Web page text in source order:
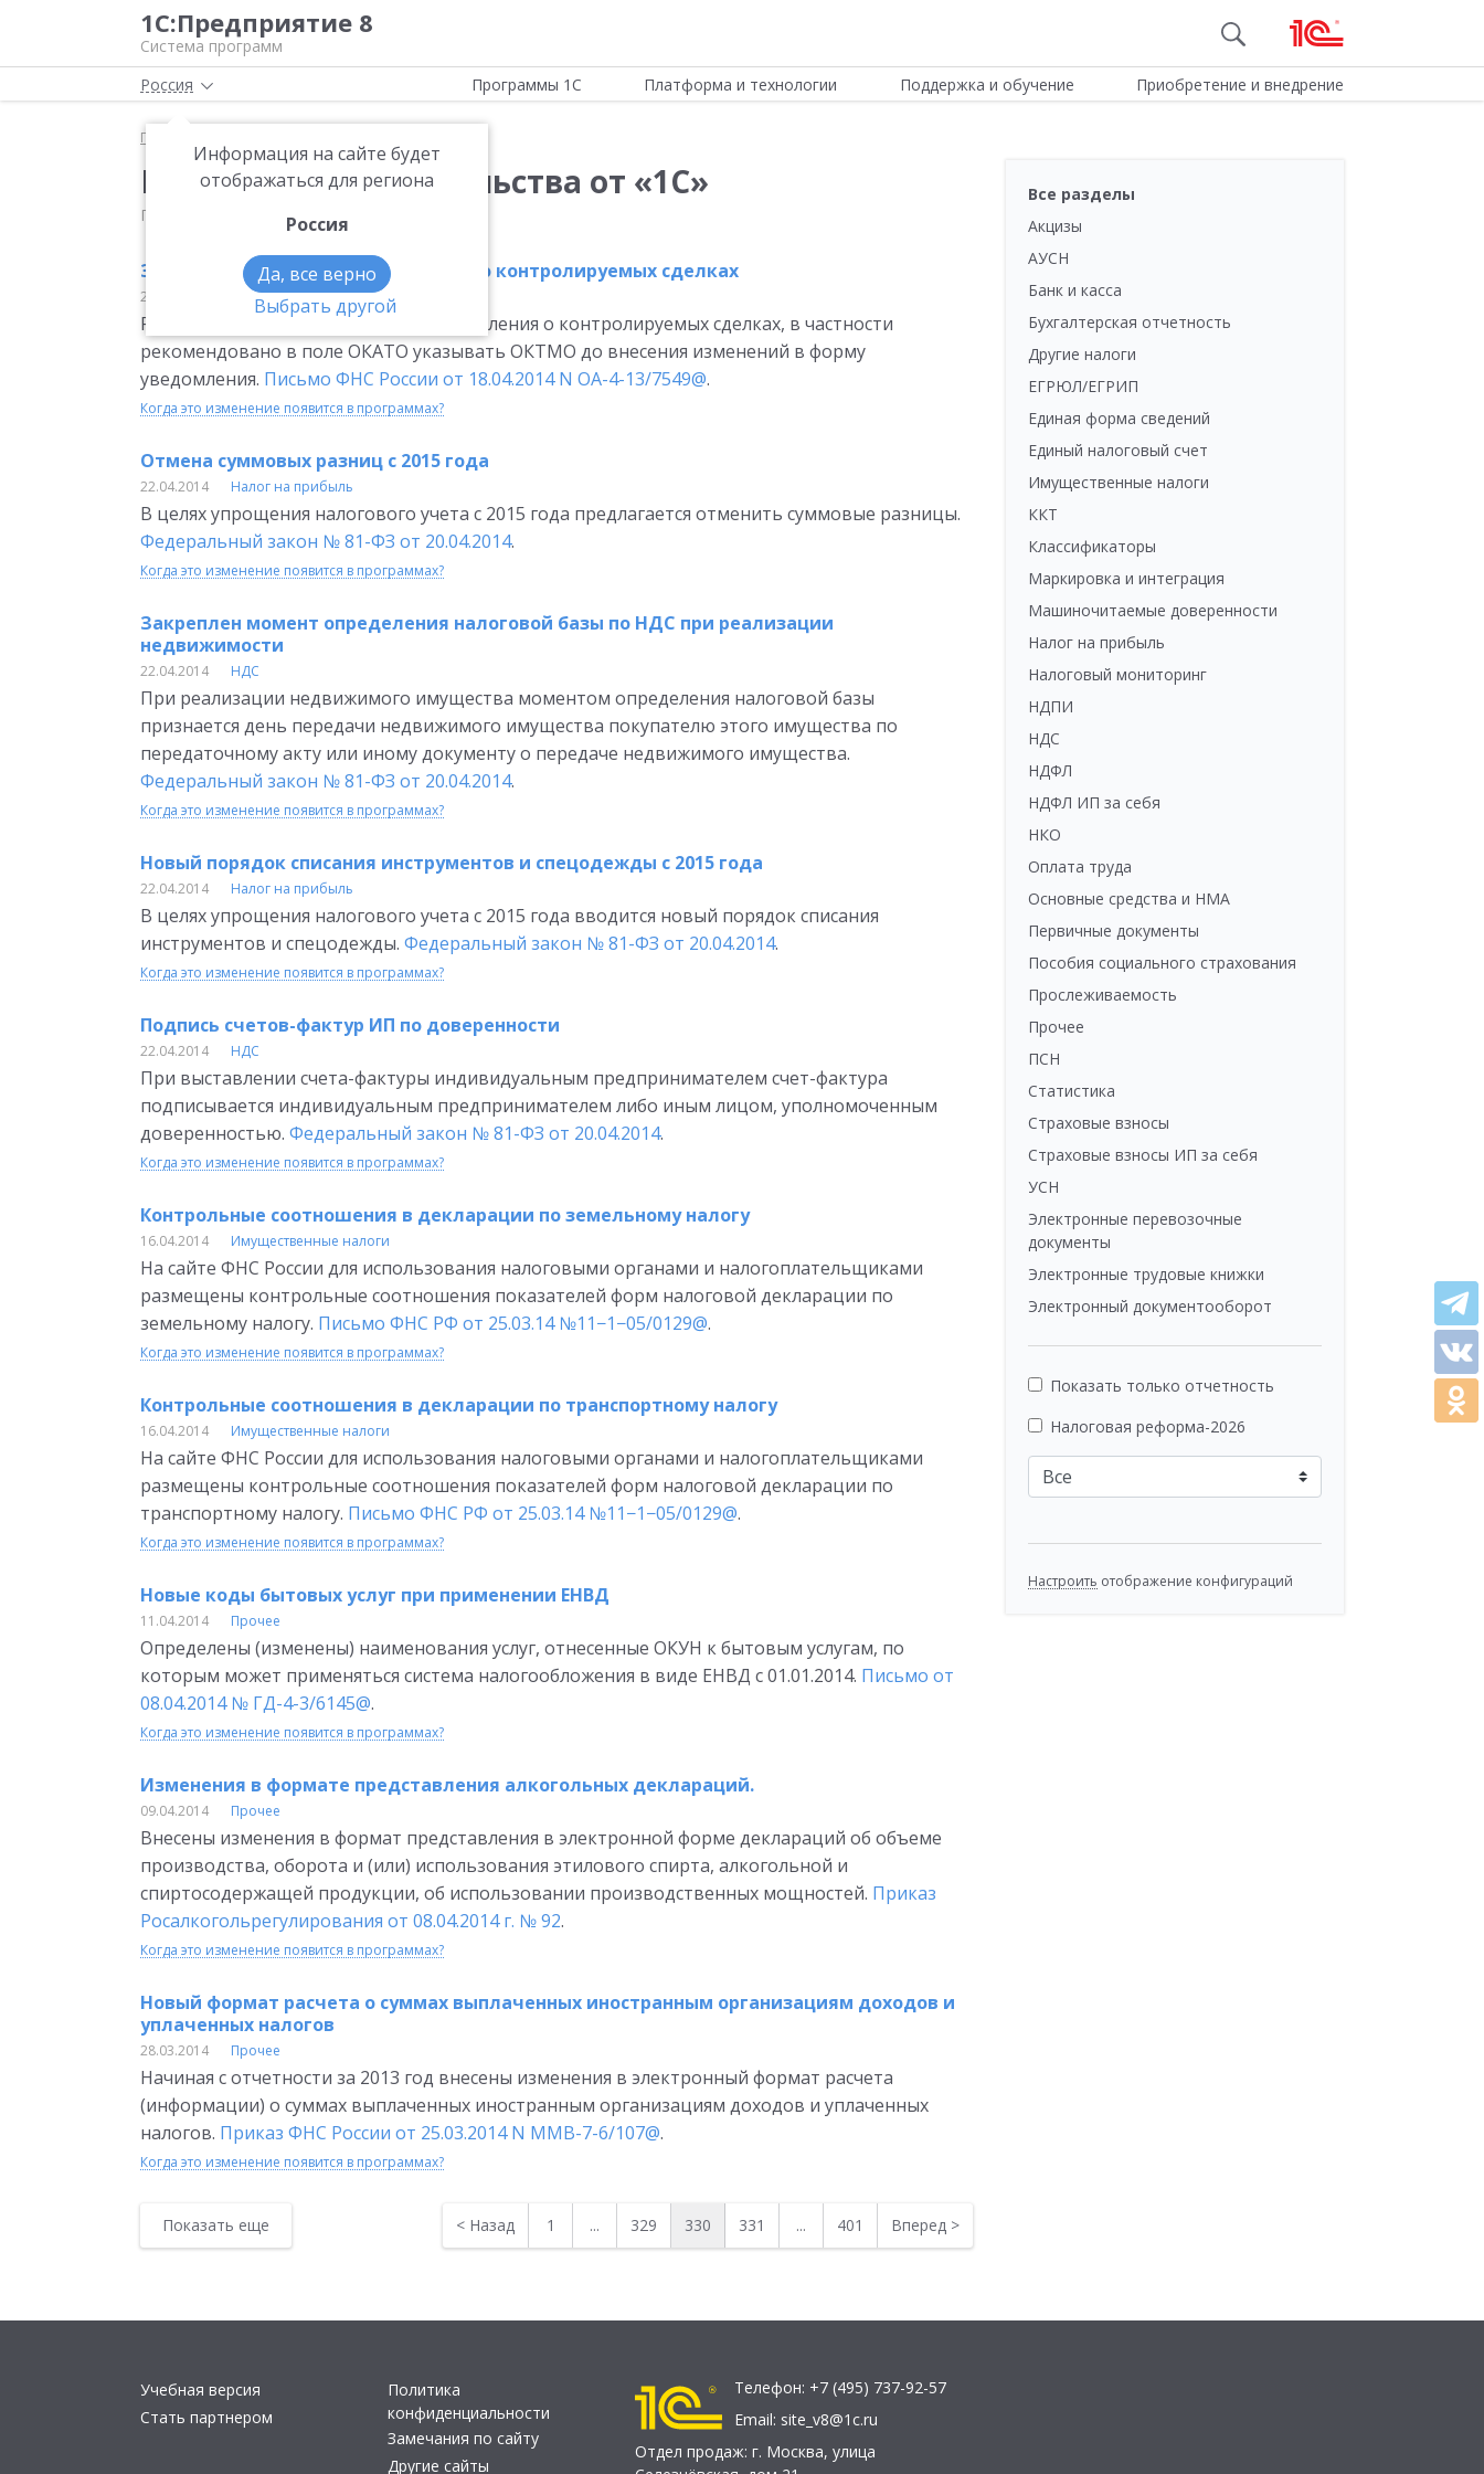
1С:Предприятие 8
Система программ
Россия
Информация на сайте будет
отображаться для региона
Россия
Да, все верно
Выбрать другой
Программы 1С Платформа и технологии Поддержка и обучение Приобретение и внедрение
Главная
Новости законодательства от «1С»
Последнее обновление: 7 августа 2026
Заполнение ОКТМО в уведомлении о контролируемых сделках
25.04.2014 Классификаторы
Разъяснен порядок заполнения Уведомления о контролируемых сделках, в частности
рекомендовано в поле ОКАТО указывать ОКТМО до внесения изменений в форму
уведомления. Письмо ФНС России от 18.04.2014 N ОА-4-13/7549@.
Когда это изменение появится в программах?
Отмена суммовых разниц с 2015 года
22.04.2014 Налог на прибыль
В целях упрощения налогового учета с 2015 года предлагается отменить суммовые разницы.
Федеральный закон № 81-ФЗ от 20.04.2014.
Когда это изменение появится в программах?
Закреплен момент определения налоговой базы по НДС при реализации
недвижимости
22.04.2014 НДС
При реализации недвижимого имущества моментом определения налоговой базы
признается день передачи недвижимого имущества покупателю этого имущества по
передаточному акту или иному документу о передаче недвижимого имущества.
Федеральный закон № 81-ФЗ от 20.04.2014.
Когда это изменение появится в программах?
Новый порядок списания инструментов и спецодежды с 2015 года
22.04.2014 Налог на прибыль
В целях упрощения налогового учета с 2015 года вводится новый порядок списания
инструментов и спецодежды. Федеральный закон № 81-ФЗ от 20.04.2014.
Когда это изменение появится в программах?
Подпись счетов-фактур ИП по доверенности
22.04.2014 НДС
При выставлении счета-фактуры индивидуальным предпринимателем счет-фактура
подписывается индивидуальным предпринимателем либо иным лицом, уполномоченным
доверенностью. Федеральный закон № 81-ФЗ от 20.04.2014.
Когда это изменение появится в программах?
Контрольные соотношения в декларации по земельному налогу
16.04.2014 Имущественные налоги
На сайте ФНС России для использования налоговыми органами и налогоплательщиками
размещены контрольные соотношения показателей форм налоговой декларации по
земельному налогу. Письмо ФНС РФ от 25.03.14 №11−1−05/0129@.
Когда это изменение появится в программах?
Контрольные соотношения в декларации по транспортному налогу
16.04.2014 Имущественные налоги
На сайте ФНС России для использования налоговыми органами и налогоплательщиками
размещены контрольные соотношения показателей форм налоговой декларации по
транспортному налогу. Письмо ФНС РФ от 25.03.14 №11−1−05/0129@.
Когда это изменение появится в программах?
Новые коды бытовых услуг при применении ЕНВД
11.04.2014 Прочее
Определены (изменены) наименования услуг, отнесенные ОКУН к бытовым услугам, по
которым может применяться система налогообложения в виде ЕНВД с 01.01.2014. Письмо от
08.04.2014 № ГД-4-3/6145@.
Когда это изменение появится в программах?
Изменения в формате представления алкогольных деклараций.
09.04.2014 Прочее
Внесены изменения в формат представления в электронной форме деклараций об объеме
производства, оборота и (или) использования этилового спирта, алкогольной и
спиртосодержащей продукции, об использовании производственных мощностей. Приказ
Росалкогольрегулирования от 08.04.2014 г. № 92.
Когда это изменение появится в программах?
Новый формат расчета о суммах выплаченных иностранным организациям доходов и
уплаченных налогов
28.03.2014 Прочее
Начиная с отчетности за 2013 год внесены изменения в электронный формат расчета
(информации) о суммах выплаченных иностранным организациям доходов и уплаченных
налогов. Приказ ФНС России от 25.03.2014 N ММВ-7-6/107@.
Когда это изменение появится в программах?
Показать еще < Назад 1 ... 329 330 331 ... 401 Вперед >
Все разделы
Акцизы
АУСН
Банк и касса
Бухгалтерская отчетность
Другие налоги
ЕГРЮЛ/ЕГРИП
Единая форма сведений
Единый налоговый счет
Имущественные налоги
ККТ
Классификаторы
Маркировка и интеграция
Машиночитаемые доверенности
Налог на прибыль
Налоговый мониторинг
НДПИ
НДС
НДФЛ
НДФЛ ИП за себя
НКО
Оплата труда
Основные средства и НМА
Первичные документы
Пособия социального страхования
Прослеживаемость
Прочее
ПСН
Статистика
Страховые взносы
Страховые взносы ИП за себя
УСН
Электронные перевозочные
документы
Электронные трудовые книжки
Электронный документооборот
Показать только отчетность
Налоговая реформа-2026
Настроить отображение конфигураций
Учебная версия
Стать партнером
Политика
конфиденциальности
Замечания по сайту
Другие сайты
Телефон: +7 (495) 737-92-57
Email: site_v8@1c.ru
Отдел продаж: г. Москва, улица